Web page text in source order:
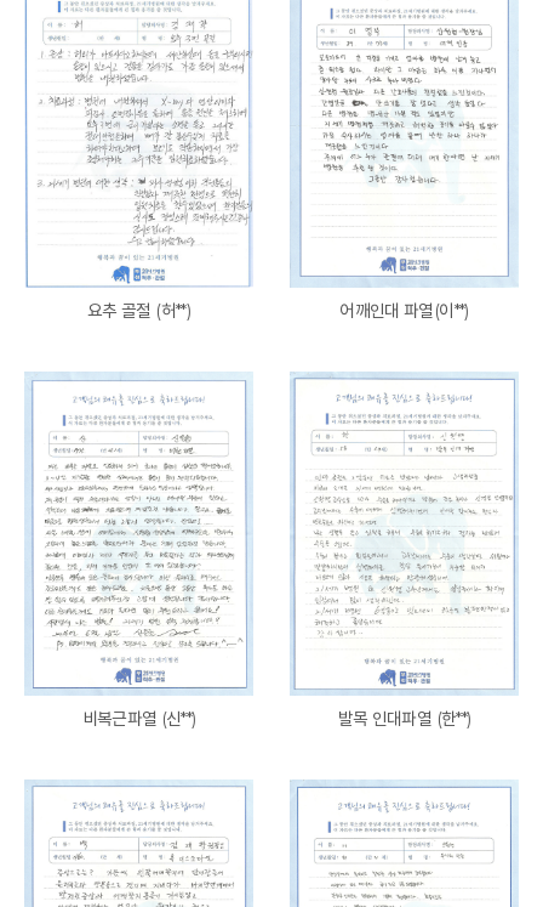
요추 골절 (허**) 어깨인대 파열(이**)
비복근파열 (신**) 발목 인대파열 (한**)